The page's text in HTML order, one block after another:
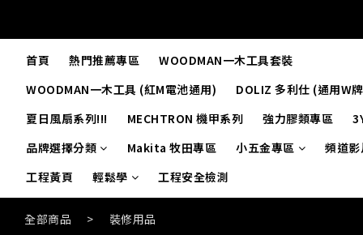
首頁 熱門推薦專區
WOODMAN一木工具套裝
WOODMAN一木工具 (紅M電池通用)
DOLIZ 多利仕 (通用W
夏日風扇系列!!!
MECHTRON 機甲系列 強力膠類專區
品牌選擇分類
Makita 牧田專區 小五金專區
頻道影
工程黃頁
輕鬆學 工程安全檢測
全部商品 > 裝修用品